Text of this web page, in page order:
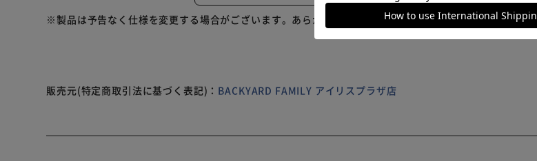
※製品は予告なく仕様を変更する場合がございます。あらかじめご了承ください。
販売元(特定商取引法に基づく表記)： BACKYARD FAMILY アイリスプラザ店